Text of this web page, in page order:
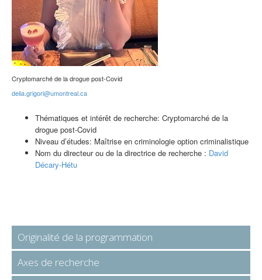
Cryptomarché de la drogue post-Covid
delia.grigori@umontreal.ca
Thématiques et intérêt de recherche: Cryptomarché de la
drogue post-Covid
Niveau d’études: Maîtrise en criminologie option criminalistique
Nom du directeur ou de la directrice de recherche : David
Décary-Hétu
Originalité de la programmation
Axes de recherche